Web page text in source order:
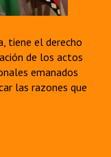
tiene el derecho
de los actos
emanados
las razones que